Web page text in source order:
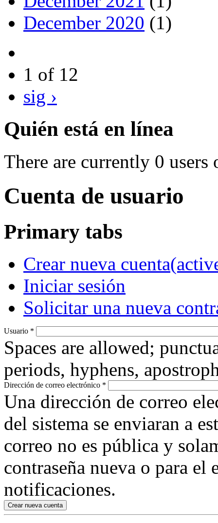
December 2020 (1)
1 of 12
sig ›
Quién está en línea
There are currently 0 users
Cuenta de usuario
Primary tabs
Crear nueva cuenta
Iniciar sesión
Solicitar una nueva
Usuario *
Spaces are allowed;
periods, hyphens,
Dirección de correo electrónico *
Una dirección de correo
del sistema se enviaran a
correo no es pública y
contraseña nueva o para
notificaciones.